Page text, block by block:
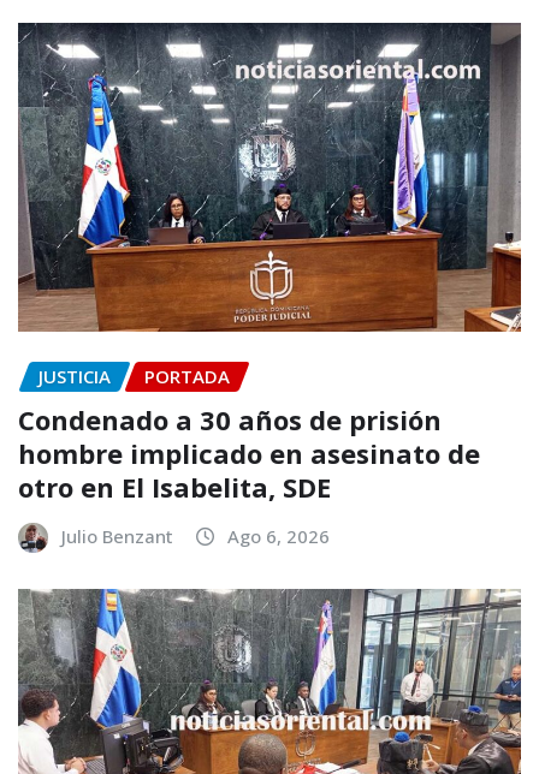
JUSTICIA PORTADA
Condenado a 30 años de prisión
hombre implicado en asesinato de
otro en El Isabelita, SDE
Julio Benzant Ago 6, 2026